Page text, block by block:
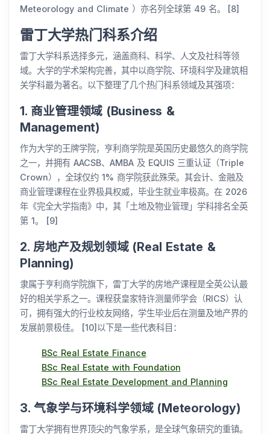
Meteorology and Climate ）亦名列全球第 49 名。 [8]
雷丁大学热门科系介绍
雷丁大学科系选择多元，涵盖商科、科学、人文及社科等领
域。大学的学术架构完善，其中以商学院、环境科学及建筑相
关学科最为著名。以下整理了几个热门科系领域及其强项：
1. 商业管理领域 (Business &
Management)
作为大学的王牌学院，亨利商学院是英国历史最悠久的商学院
之一，并拥有 AACSB、AMBA 及 EQUIS 三重认证（Triple
Crown），全球仅约 1% 商学院获此殊荣。其会计、金融及
商业管理课程在业界极具权威，毕业生就业率极高。在 2026
年《完全大学指南》中，其「土地及物业管理」学科排名全英
第 1。 [9]
2. 房地产及规划领域 (Real Estate &
Planning)
隶属于亨利商学院旗下，雷丁大学的房地产课程是全英公认最
好的相关学系之一。课程获皇家特许测量师学会（RICS）认
可，拥有强大的行业校友网络，学生毕业后在测量及地产界的
发展前景极佳。 [10]以下是一些代表科目：
BSc Real Estate Finance
BSc Real Estate with Foundation
BSc Real Estate Development and Planning
3. 气象学与环境科学领域 (Meteorology)
雷丁大学拥有世界顶尖的气象学系，是全球气象研究的重镇。